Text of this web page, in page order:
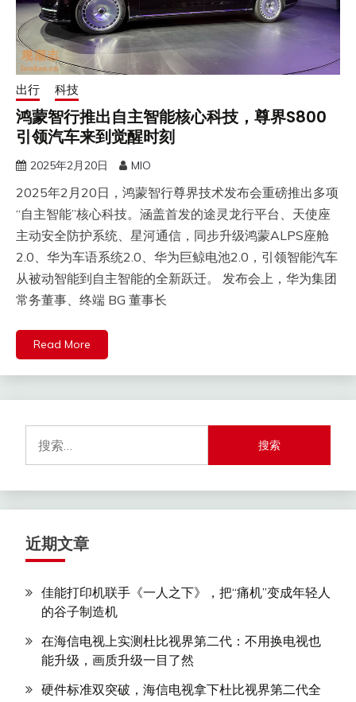
出行 科技
鸿蒙智行推出自主智能核心科技，尊界S800
引领汽车来到觉醒时刻
2025年2月20日 MIO
2025年2月20日，鸿蒙智行尊界技术发布会重磅推出多项
“自主智能”核心科技。涵盖首发的途灵龙行平台、天使座
主动安全防护系统、星河通信，同步升级鸿蒙ALPS座舱
2.0、华为车语系统2.0、华为巨鲸电池2.0，引领智能汽车
从被动智能到自主智能的全新跃迁。 发布会上，华为集团
常务董事、终端 BG 董事长
Read More
索：
近期文章
佳能打印机联手《一人之下》，把“痛机”变成年轻人
的谷子制造机
在海信电视上实测杜比视界第二代：不用换电视也
能升级，画质升级一目了然
硬件标准双突破，海信电视拿下杜比视界第二代全